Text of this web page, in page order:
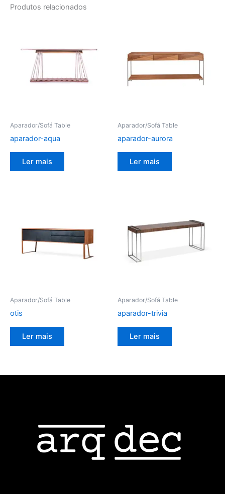
Produtos relacionados
Aparador/Sofá Table
aparador-aqua
Ler mais
Aparador/Sofá Table
aparador-aurora
Ler mais
Aparador/Sofá Table
otis
Ler mais
Aparador/Sofá Table
aparador-trivia
Ler mais